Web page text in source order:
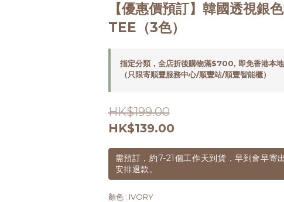
【優惠價預訂】韓國透視銀
TEE（3色）
指定分類，全店折後購物滿$700, 即免香港本
（只限寄順豐服務中心/順豐站/順豐智能櫃）
HK$199.00
HK$139.00
需預訂，約7-21個工作天到貨，早到會早寄
安排退款。
顏色 : IVORY